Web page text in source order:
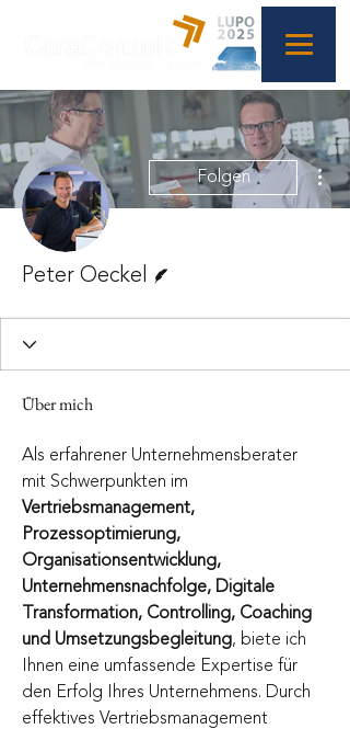
Folgen
Peter Oeckel
Über mich
Als erfahrener Unternehmensberater
mit Schwerpunkten im
Vertriebsmanagement,
Prozessoptimierung,
Organisationsentwicklung,
Unternehmensnachfolge, Digitale
Transformation, Controlling, Coaching
und Umsetzungsbegleitung, biete ich
Ihnen eine umfassende Expertise für
den Erfolg Ihres Unternehmens. Durch
effektives Vertriebsmanagement